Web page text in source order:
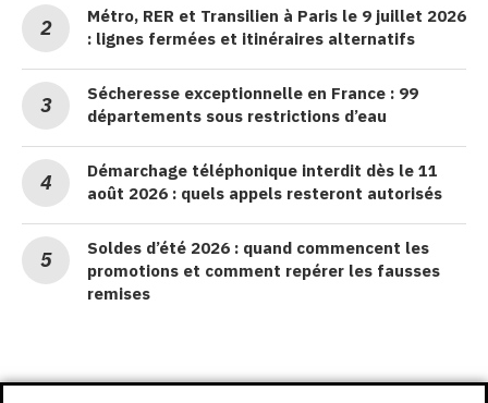
Métro, RER et Transilien à Paris le 9 juillet 2026
: lignes fermées et itinéraires alternatifs
Sécheresse exceptionnelle en France : 99
départements sous restrictions d’eau
Démarchage téléphonique interdit dès le 11
août 2026 : quels appels resteront autorisés
Soldes d’été 2026 : quand commencent les
promotions et comment repérer les fausses
remises